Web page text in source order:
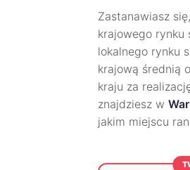
Zastanawiasz
krajowego rynku
lokalnego rynku
krajową średnią o
kraju za
znajdziesz w
jakim miejscu